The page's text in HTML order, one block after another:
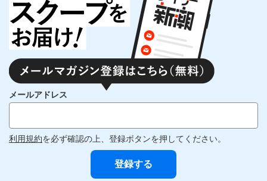
メールアドレス
利用規約を必ず確認の上、登録ボタンを押してください。